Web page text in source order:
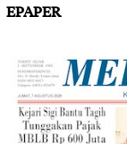
EPAPER